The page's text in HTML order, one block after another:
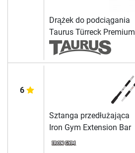
Drążek do podciągania
Taurus Türreck Premium
6
Sztanga przedłużająca
Iron Gym Extension Bar